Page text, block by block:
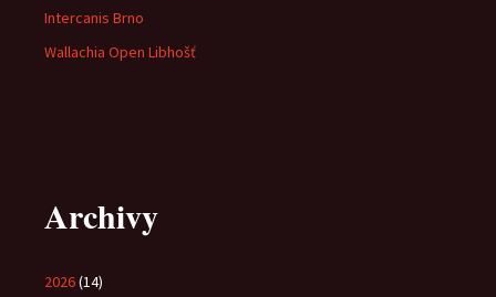
Intercanis Brno
Wallachia Open Libhošť
Archivy
2026(14)